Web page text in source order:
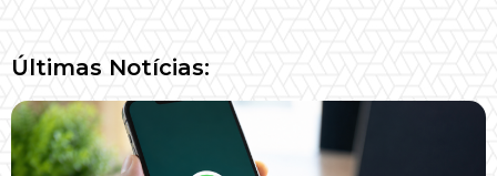
Últimas Notícias: